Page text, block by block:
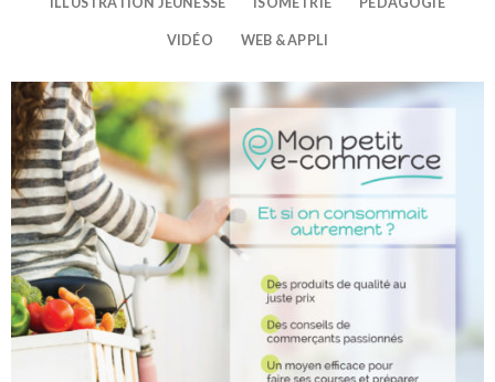
VIDÉO WEB & APPLI